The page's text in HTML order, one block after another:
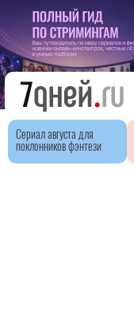
Сериал августа для
поклонников фэнтези